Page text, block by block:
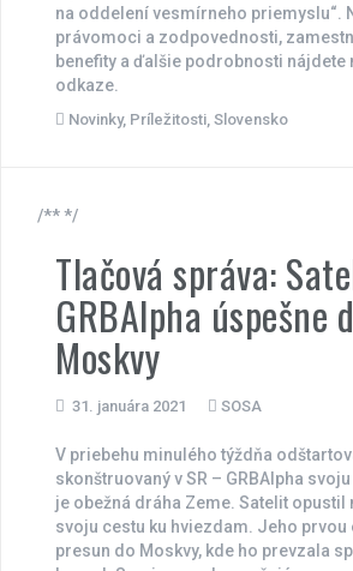
na oddelení vesmírneho priemyslu“.
právomoci a zodpovednosti,
benefity a ďalšie podrobnosti nájdete
odkaze.
Novinky, Príležitosti Slovensko
/** */
Tlačová správa:
GRBAlpha úspešne
Moskvy
31. januára 2021 SOSA
V priebehu minulého týždňa
skonštruovaný v SR – GRBAlpha
je obežná dráha Zeme. Satelit opustil
svoju cestu ku hviezdam. Jeho prvou
presun do Moskvy, kde ho prevzala